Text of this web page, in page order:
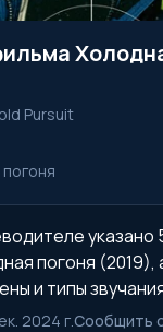
Pursuit
указано
погоня (2019),
и типы
2024 г.Сообщить